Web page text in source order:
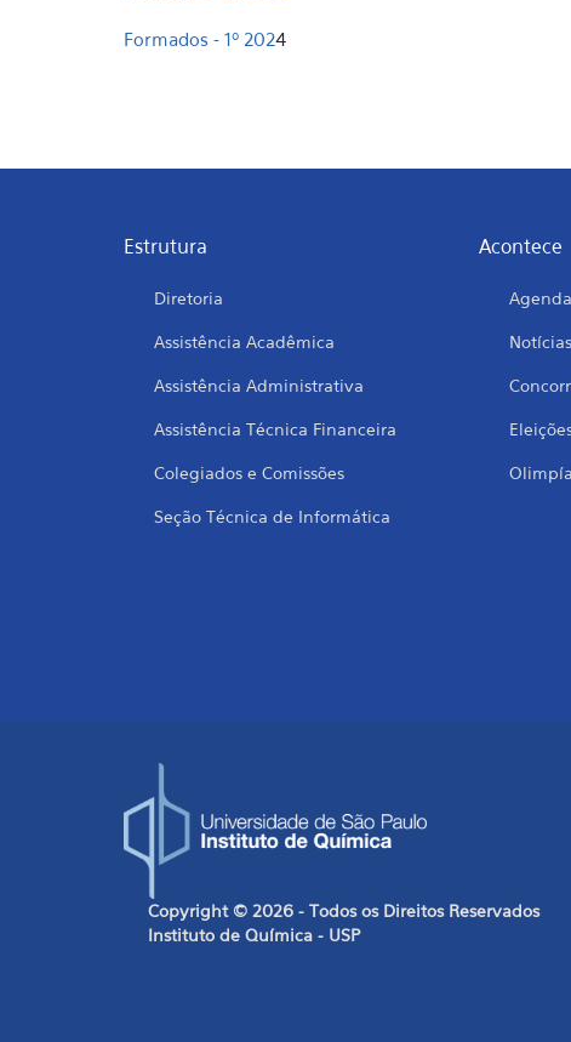
Formados - 1º 2024
Estrutura
Diretoria
Assistência Acadêmica
Assistência Administrativa
Assistência Técnica Financeira
Colegiados e Comissões
Seção Técnica de Informática
Acontece
Notícias
Copyright © 2026 - Todos os Direitos Reservados
Instituto de Química - USP